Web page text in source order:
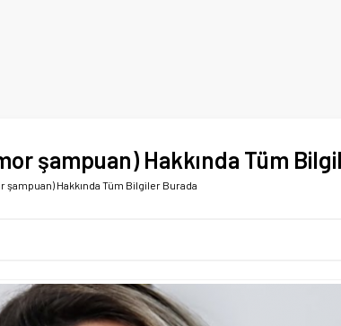
şampuan) Hakkında Tüm
şampuan) Hakkında Tüm Bilgiler Burada